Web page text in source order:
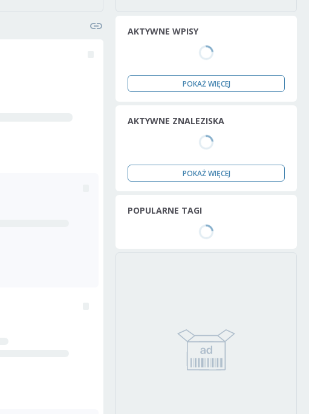
AKTYWNE WPISY
POKAŻ WIĘCEJ
AKTYWNE ZNALEZISKA
POKAŻ WIĘCEJ
POPULARNE TAGI